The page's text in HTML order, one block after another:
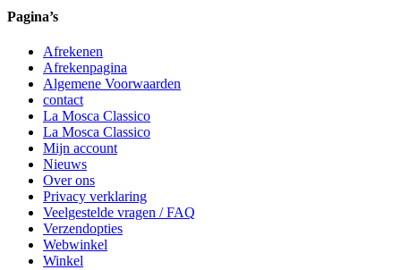
Pagina’s
Afrekenen
Afrekenpagina
Algemene Voorwaarden
contact
La Mosca Classico
La Mosca Classico
Mijn account
Nieuws
Over ons
Privacy verklaring
Veelgestelde vragen / FAQ
Verzendopties
Webwinkel
Winkel